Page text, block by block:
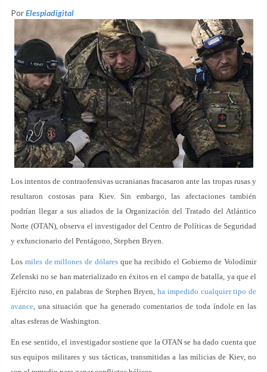
PorElespiadigital
Los intentos de contraofensivas ucranianas fracasaron ante las tropas rusas y
resultaron costosas para Kiev. Sin embargo, las afectaciones también
podrían llegar a sus aliados de la Organización del Tratado del Atlántico
Norte (OTAN), observa el investigador del Centro de Políticas de Seguridad
y exfuncionario del Pentágono, Stephen Bryen.
Los miles de millones de dólaresque ha recibido el Gobierno de Volodímir
Zelenski no se han materializado en éxitos en el campo de batalla, ya que el
Ejército ruso, en palabras de Stephen Bryen,ha impedido cualquier tipo de
avance, una situación que ha generado comentarios de toda índole en las
altas esferas de Washington.
En ese sentido, el investigador sostiene que la OTAN se ha dado cuenta que
sus equipos militares y sus tácticas, transmitidas a las milicias de Kiev, no